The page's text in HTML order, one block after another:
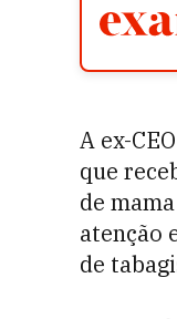
A ex-
que
de
atenção
de